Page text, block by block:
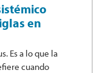
en
Es a lo que la
cuando